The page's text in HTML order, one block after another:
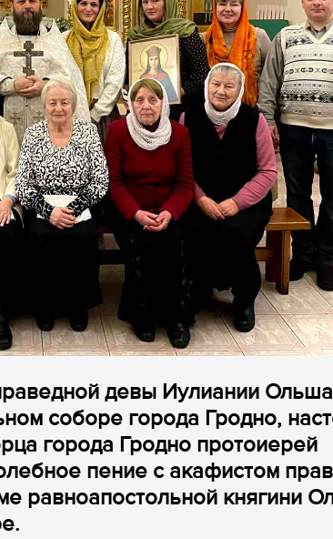
девы Иулиании
соборе города Гродно,
города Гродно протоиерей
пение с акафистом
равноапостольной княгини